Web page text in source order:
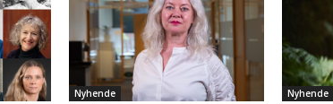
Nyhende Nyhende